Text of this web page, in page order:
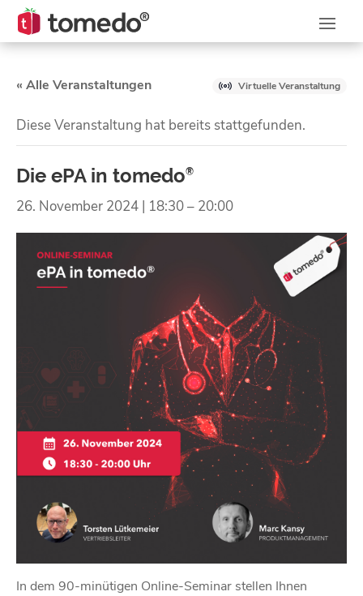
« Alle Veranstaltungen Virtuelle Veranstaltung
Diese Veranstaltung hat bereits stattgefunden.
Die ePA in tomedo®
26. November 2024 | 18:30– 20:00
In dem 90-minütigen Online-Seminar stellen Ihnen